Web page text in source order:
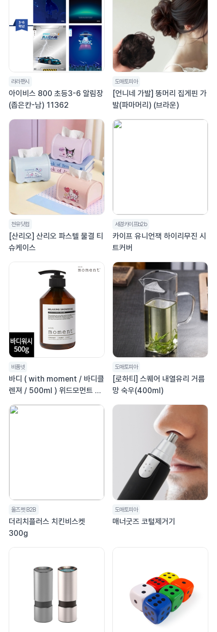
라라팬시
아이비스 800 초등3-6 알림장
(좁은칸-남) 11362
도매토피아
[언니네 가발] 똥머리 집게핀 가
발(파마머리) (브라운)
천유닷컴
[산리오] 산리오 파스텔 물결 티
슈케이스
세경카이프b2b
카이프 유니언잭 하이리무진 시
트커버
비품넷
바디 ( with moment / 바디클
렌져 / 500ml ) 위드모먼트 오
디너리에디션 릴렉싱 샤워젤,위
드모먼트 샴푸린스바디
도매토피아
[로하티] 스퀘어 내열유리 거름
망 숙우(400ml)
올즈펫 B2B
더리치플러스 치킨비스켓
300g
도매토피아
매너굿즈 코털제거기